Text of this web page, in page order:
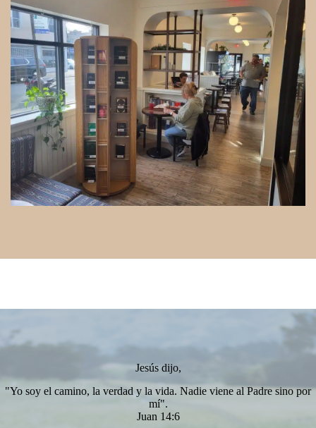
Jesús dijo,
"Yo soy el camino, la verdad y la vida. Nadie viene al Padre sino por
mí".
Juan 14:6